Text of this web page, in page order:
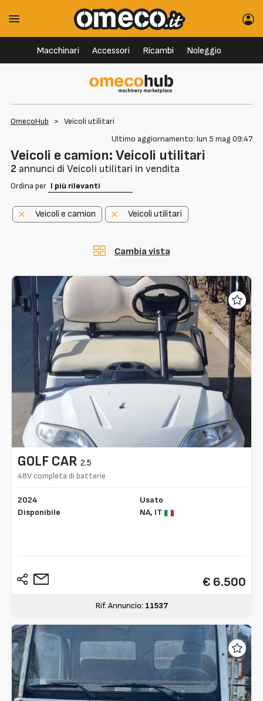
Macchinari Accessori Ricambi Noleggio
OmecoHub > Veicoli utilitari
Ultimo aggiornamento: lun 5 mag 09:47
Veicoli e camion: Veicoli utilitari
2 annunci di Veicoli utilitari in vendita
Ordina per
Veicoli e camion Veicoli utilitari
Cambia vista
GOLF CAR 2.5
48V completa di batterie
2024
Disponibile
Usato
NA, IT
€ 6.500
Rif. Annuncio: 11537